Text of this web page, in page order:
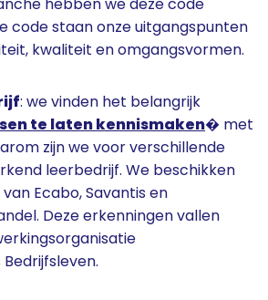
code staan onze uitgangspunten
kwaliteit en omgangsvormen.
: we vinden het belangrijk
te laten kennismaken� met
zijn we voor verschillende
leerbedrijf. We beschikken
Ecabo, Savantis en
Deze erkenningen vallen